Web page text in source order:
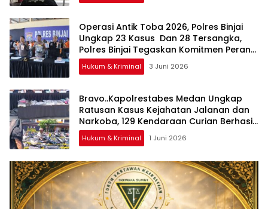
Operasi Antik Toba 2026, Polres Binjai
Ungkap 23 Kasus Dan 28 Tersangka,
Polres Binjai Tegaskan Komitmen Perangi
Narkoba Di Wilayah Hukumnya
Hukum & Kriminal 3 Juni 2026
Bravo..Kapolrestabes Medan Ungkap
Ratusan Kasus Kejahatan Jalanan dan
Narkoba, 129 Kendaraan Curian Berhasil
Diamankan
Hukum & Kriminal 1 Juni 2026